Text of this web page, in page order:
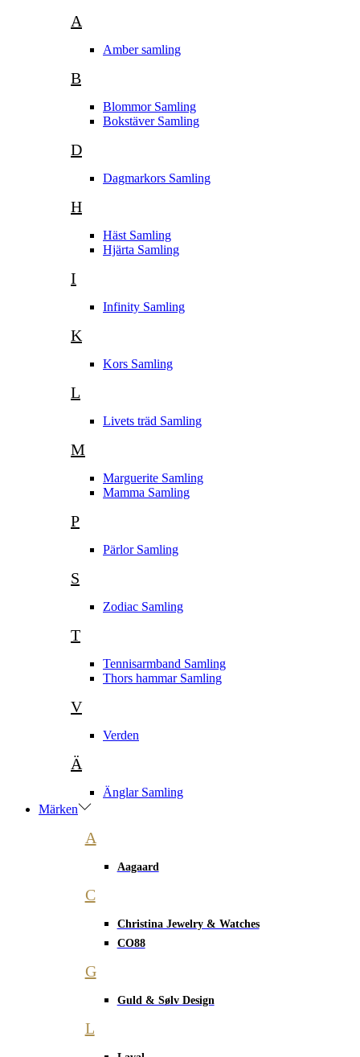
A
Amber samling
B
Blommor Samling
Bokstäver Samling
D
Dagmarkors Samling
H
Häst Samling
Hjärta Samling
I
Infinity Samling
K
Kors Samling
L
Livets träd Samling
M
Marguerite Samling
Mamma Samling
P
Pärlor Samling
S
Zodiac Samling
T
Tennisarmband Samling
Thors hammar Samling
V
Verden
Ä
Änglar Samling
Märken
A
Aagaard
C
Christina Jewelry & Watches
CO88
G
Guld & Sølv Design
L